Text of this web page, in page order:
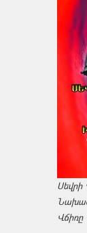
Վճիռը